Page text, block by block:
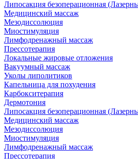
Липосакция безоперационная
Медицинский массаж
Мезодиссолюция
Миостимуляция
Лимфодренажный массаж
Прессотерапия
Локальные жировые отложения
Вакуумный массаж
Уколы липолитиков
Капельница для похудения
Карбокситерапия
Дермотония
Липосакция безоперационная
Медицинский массаж
Мезодиссолюция
Миостимуляция
Лимфодренажный массаж
Прессотерапия